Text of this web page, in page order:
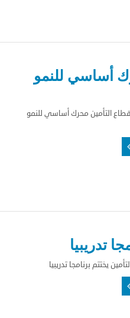
أساسي للنمو
قطاع التأمين محرك أساسي للنمو
تدريبيا
يختتم برنامجا تدريبيا